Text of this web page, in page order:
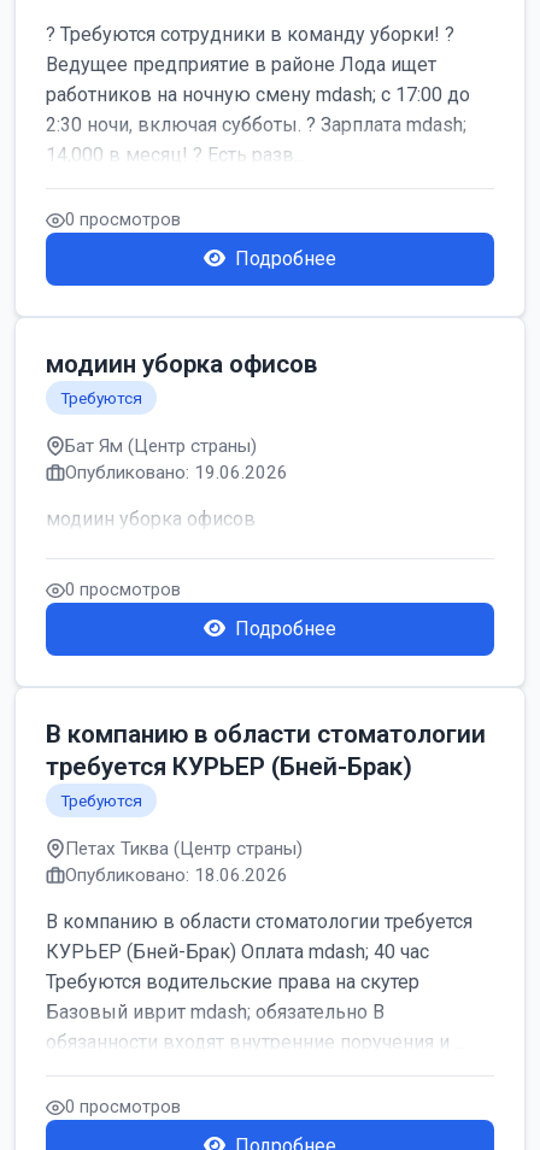
? Требуются сотрудники в команду уборки! ?
Ведущее предприятие в районе Лода ищет
работников на ночную смену mdash; с 17:00 до
2:30 ночи, включая субботы. ? Зарплата mdash;
14,000 в месяц! ? Есть разв...
0 просмотров
Подробнее
модиин уборка офисов
Требуются
Бат Ям (Центр страны)
Опубликовано: 19.06.2026
модиин уборка офисов
0 просмотров
Подробнее
В компанию в области стоматологии
требуется КУРЬЕР (Бней-Брак)
Требуются
Петах Тиква (Центр страны)
Опубликовано: 18.06.2026
В компанию в области стоматологии требуется
КУРЬЕР (Бней-Брак) Оплата mdash; 40 час
Требуются водительские права на скутер
Базовый иврит mdash; обязательно В
обязанности входят внутренние поручения и ...
0 просмотров